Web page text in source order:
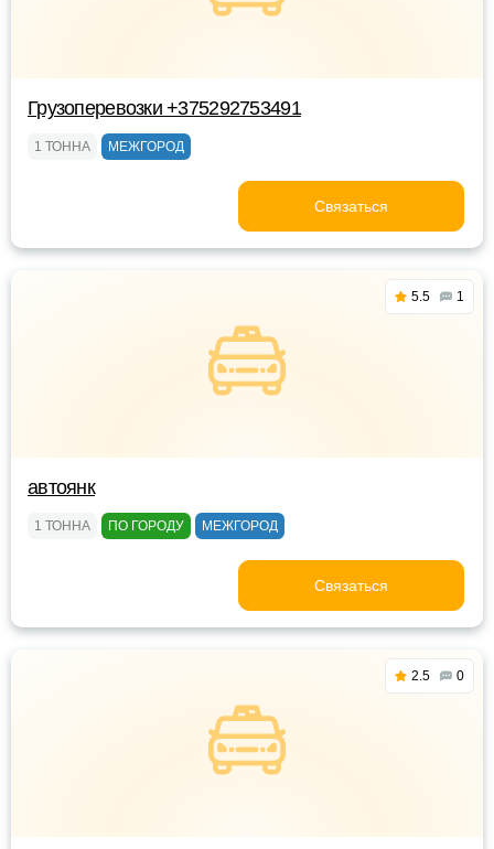
Грузоперевозки +375292753491
1 ТОННА МЕЖГОРОД
Связаться
5.5 1
автоянк
1 ТОННА ПО ГОРОДУ МЕЖГОРОД
Связаться
2.5 0